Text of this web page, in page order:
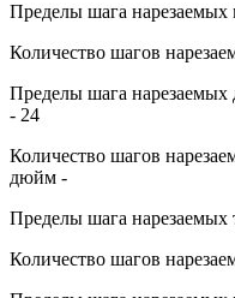
Пределы шага нарезаемых
Количество шагов
Пределы шага
- 24
Количество шагов
дюйм -
Пределы шага нарезаемых
Количество шагов